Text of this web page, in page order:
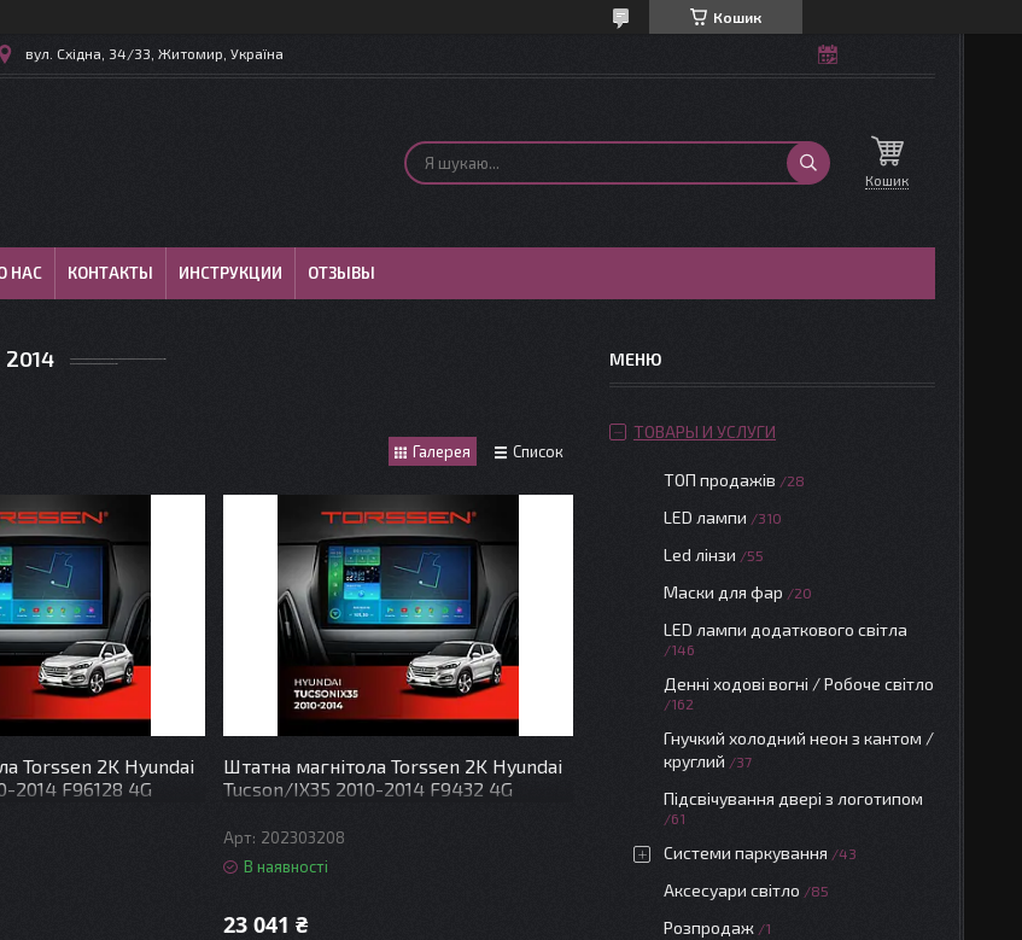
Кошик
вул. Східна, 34/33, Житомир, Україна
Кошик
НАС КОНТАКТЫ ИНСТРУКЦИИ ОТЗЫВЫ
2014
Галерея Список
Torssen 2K Hyundai
2014 F96128 4G
Штатна магнітола Torssen 2K Hyundai
Tucson/IX35 2010-2014 F9432 4G
202303208
В наявності
23 041 ₴
ТОВАРЫ И УСЛУГИ
ТОП продажів 28
LED лампи 310
Led лінзи 55
Маски для фар 20
LED лампи додаткового світла
146
Денні ходові вогні / Робоче світло
162
Гнучкий холодний неон з кантом /
круглий
37
Підсвічування двері з логотипом
61
Системи паркування 43
Аксесуари світло 85
Розпродаж 1